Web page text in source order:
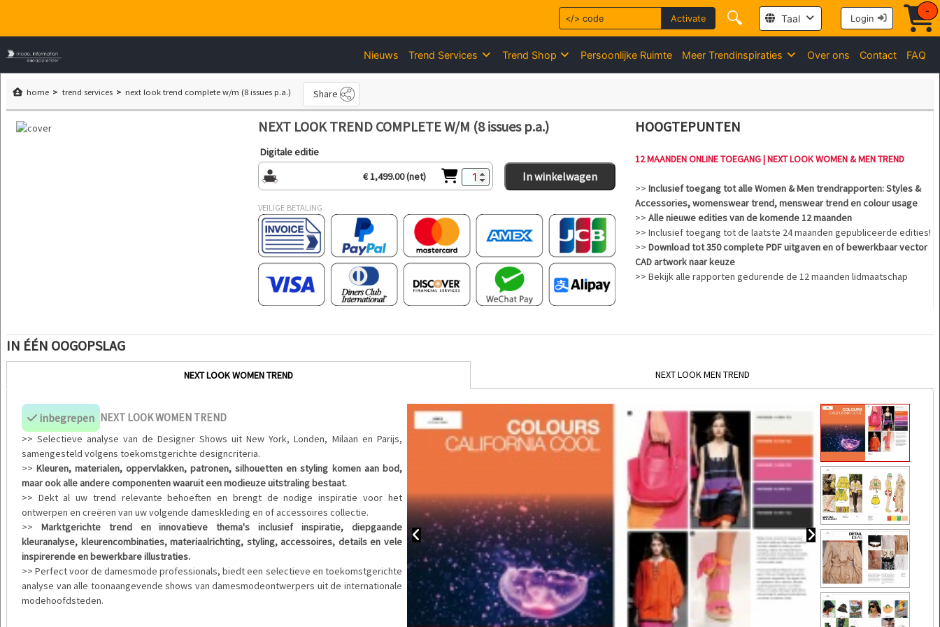
Activate 🔍 Taal Login
-
Nieuws Trend Services Trend Shop Persoonlijke Ruimte Meer Trendinspiraties Over ons Contact FAQ
home trend services next look trend complete w/m (8 issues p.a.) Share
NEXT LOOK TREND COMPLETE W/M (8 issues p.a.)
Digitale editie
€ 1,499.00 (net)
In winkelwagen
VEILIGE BETALING
HOOGTEPUNTEN
12 MAANDEN ONLINE TOEGANG | NEXT LOOK WOMEN & MEN TREND
>> Inclusief toegang tot alle Women & Men trendrapporten: Styles &
Accessories, womenswear trend, menswear trend en colour usage
>> Alle nieuwe edities van de komende 12 maanden
>> Inclusief toegang tot de laatste 24 maanden gepubliceerde edities!
>> Download tot 350 complete PDF uitgaven en of bewerkbaar vector
CAD artwork naar keuze
>> Bekijk alle rapporten gedurende de 12 maanden lidmaatschap
IN ÉÉN OOGOPSLAG
NEXT LOOK WOMEN TREND NEXT LOOK MEN TREND
inbegrepen NEXT LOOK WOMEN TREND
>> Selectieve analyse van de Designer Shows uit New York, Londen, Milaan en Parijs,
samengesteld volgens toekomstgerichte designcriteria.
>>Kleuren, materialen, oppervlakken, patronen, silhouetten en styling komen aan bod,
maar ook alle andere componenten waaruit een modieuze uitstraling bestaat.
>> Dekt al uw trend relevante behoeften en brengt de nodige inspiratie voor het
ontwerpen en creëren van uw volgende dameskleding en of accessoires collectie.
>> Marktgerichte trend en innovatieve thema's inclusief inspiratie, diepgaande
kleuranalyse, kleurencombinaties, materiaalrichting, styling, accessoires, details en vele
inspirerende en bewerkbare illustraties.
>> Perfect voor de damesmode professionals, biedt een selectieve en toekomstgerichte
analyse van alle toonaangevende shows van damesmodeontwerpers uit de internationale
modehoofdsteden.